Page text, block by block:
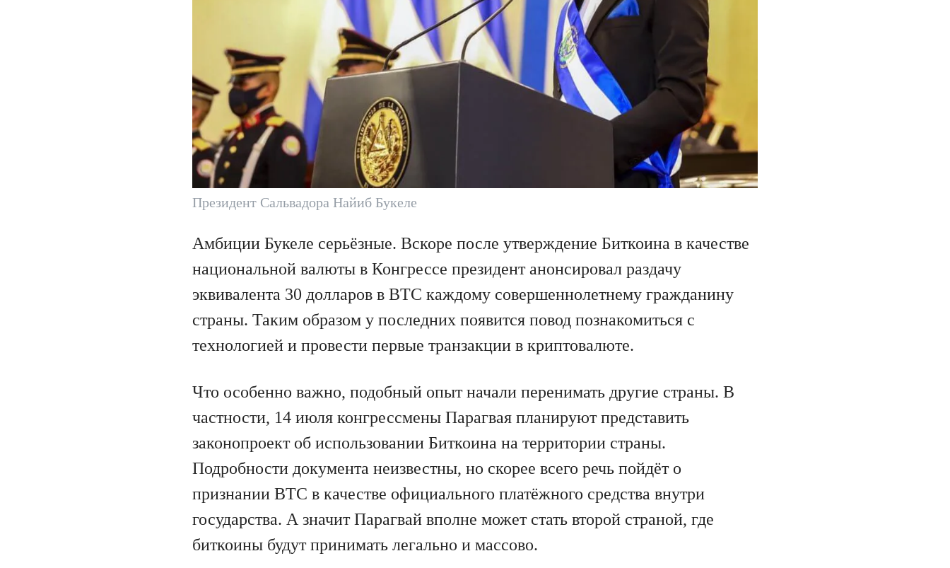
Президент Сальвадора Найиб Букеле
Амбиции Букеле серьёзные. Вскоре после утверждение Биткоина в качестве
национальной валюты в Конгрессе президент анонсировал раздачу
эквивалента 30 долларов в BTC каждому совершеннолетнему гражданину
страны. Таким образом у последних появится повод познакомиться с
технологией и провести первые транзакции в криптовалюте.
Что особенно важно, подобный опыт начали перенимать другие страны. В
частности, 14 июля конгрессмены Парагвая планируют представить
законопроект об использовании Биткоина на территории страны.
Подробности документа неизвестны, но скорее всего речь пойдёт о
признании BTC в качестве официального платёжного средства внутри
государства. А значит Парагвай вполне может стать второй страной, где
биткоины будут принимать легально и массово.